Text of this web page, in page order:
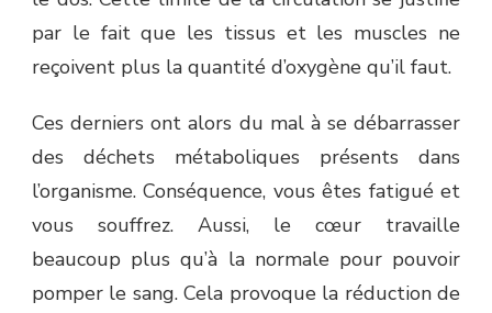
par le fait que les tissus et les muscles ne
reçoivent plus la quantité d’oxygène qu’il faut.
Ces derniers ont alors du mal à se débarrasser
des déchets métaboliques présents dans
l’organisme. Conséquence, vous êtes fatigué et
vous souffrez. Aussi, le cœur travaille
beaucoup plus qu’à la normale pour pouvoir
pomper le sang. Cela provoque la réduction de